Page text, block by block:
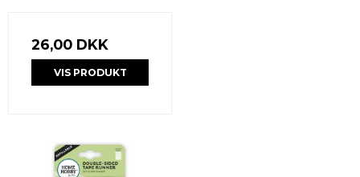
26,00 DKK
VIS PRODUKT